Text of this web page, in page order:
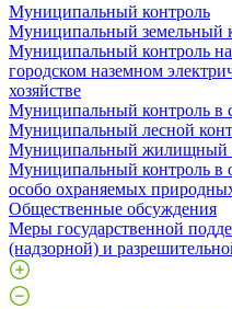
Муниципальный контроль
Муниципальный земельный
Муниципальный контроль
городском наземном
хозяйстве
Муниципальный контроль в
Муниципальный лесной
Муниципальный жилищный
Муниципальный контроль в
особо охраняемых
Общественные обсуждения
Меры государственной
(надзорной) и